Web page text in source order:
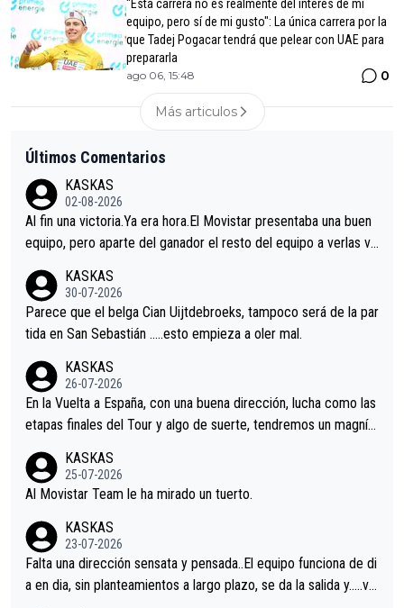
"Esta carrera no es realmente del interés de mi
equipo, pero sí de mi gusto": La única carrera por la
que Tadej Pogacar tendrá que pelear con UAE para
prepararla
ago 06, 15:48 0
Más articulos
Últimos Comentarios
KASKAS
02-08-2026
Al fin una victoria.Ya era hora.El Movistar presentaba una buen
equipo, pero aparte del ganador el resto del equipo a verlas ve
s.La única buena noticia es la mejoría de Enric Más en San Seb
astian.Si en la Vuelta a Burgos sigue la mejoría, podríamos ten
er alguna sorpresa en la Vuelta.Ojalá.
KASKAS
30-07-2026
Parece que el belga Cian Uijtdebroeks, tampoco será de la par
tida en San Sebastián …..esto empieza a oler mal.
KASKAS
26-07-2026
En la Vuelta a España, con una buena dirección, lucha como las
etapas finales del Tour y algo de suerte, tendremos un magnífi
KASKAS
25-07-2026
Al Movistar Team le ha mirado un tuerto.
KASKAS
23-07-2026
Falta una dirección sensata y pensada..El equipo funciona de di
a en dia, sin planteamientos a largo plazo, se da la salida y…..ve